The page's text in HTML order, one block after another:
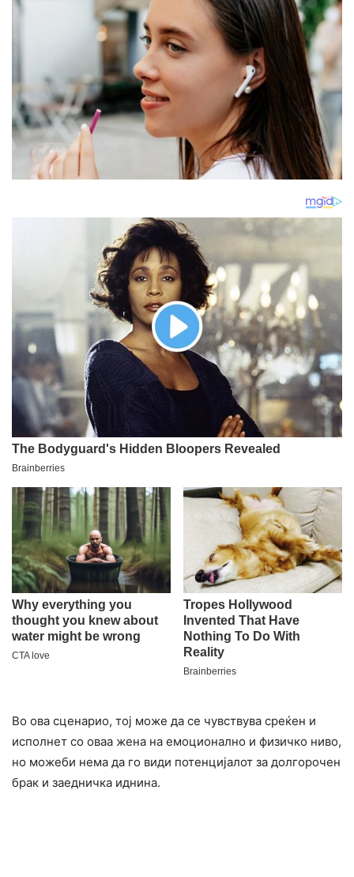
Во ова сценарио, тој може да се чувствува среќен и
исполнет со оваа жена на емоционално и физичко ниво,
но можеби нема да го види потенцијалот за долгорочен
брак и заедничка иднина.